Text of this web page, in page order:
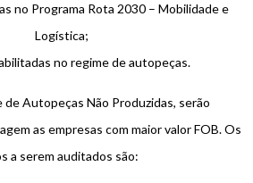
no Programa Rota 2030 – Mobilidade e
Logística;
no regime de autopeças.
de Autopeças Não Produzidas, serão
as empresas com maior valor FOB. Os
a serem auditados são: